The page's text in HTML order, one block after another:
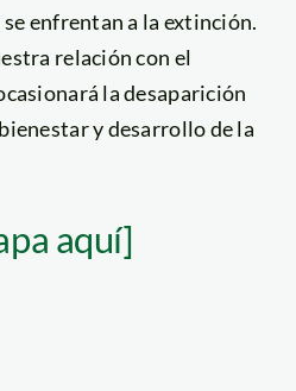
enfrentan a la extinción.
relación con el
la desaparición
y desarrollo de la
aquí]